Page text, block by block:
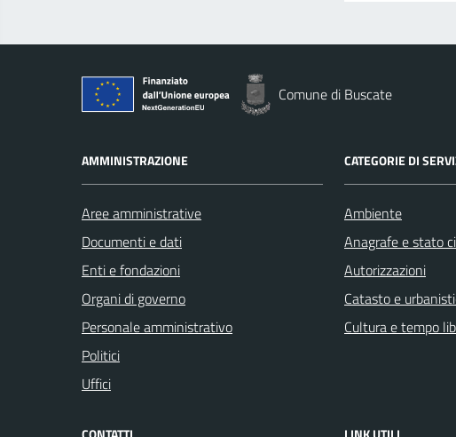
Comune di Buscate
AMMINISTRAZIONE
Aree amministrative
Documenti e dati
Enti e fondazioni
Organi di governo
Personale amministrativo
Politici
Uffici
CATEGORIE DI
Ambiente
Anagrafe e stato
Autorizzazioni
Catasto e
Cultura e tempo